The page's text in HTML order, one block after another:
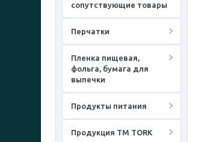
сопутствующие товары
Перчатки
Пленка пищевая,
фольга, бумага для
выпечки
Продукты питания
Продукция ТМ TORK